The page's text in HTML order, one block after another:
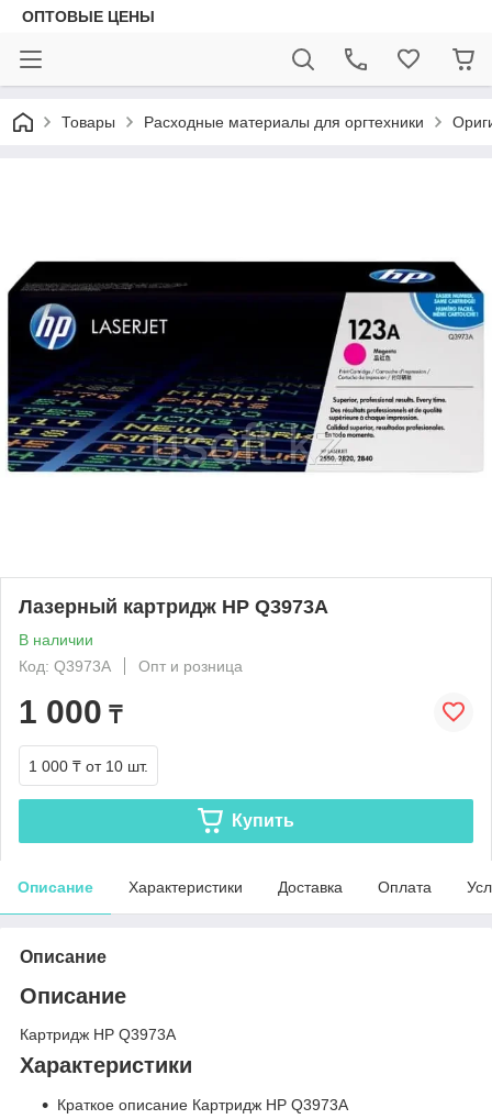
ОПТОВЫЕ ЦЕНЫ
Товары Расходные материалы для оргтехники
Лазерный картридж HP Q3973A
В наличии
Код: Q3973A
Опт и розница
1 000 ₸
1 000 ₸ от 10 шт.
Купить
Описание Характеристики Доставка Оплата
Описание
Описание
Картридж HP Q3973A
Характеристики
Краткое описание Картридж HP Q3973A